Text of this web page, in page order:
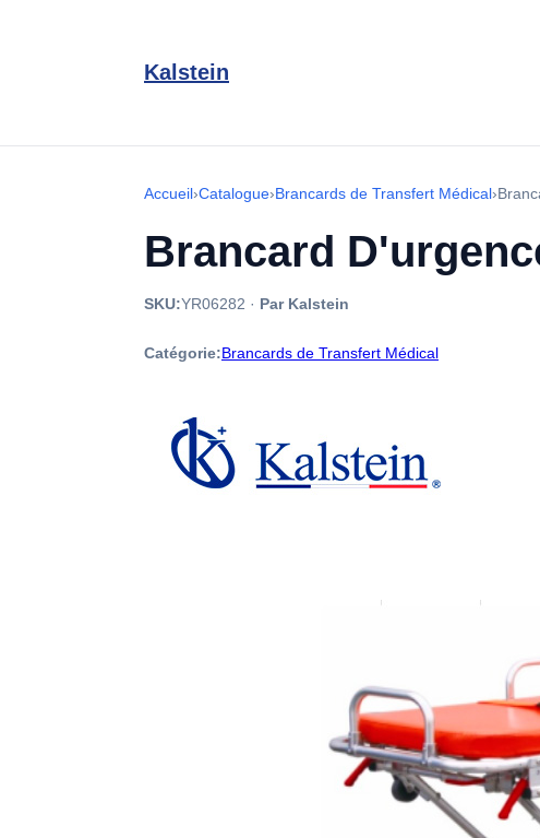
Kalstein
Accueil›Catalogue›Brancards de Transfert Médical›
Brancard
SKU:YR06282 · Par Kalstein
Catégorie:Brancards de Transfert Médical